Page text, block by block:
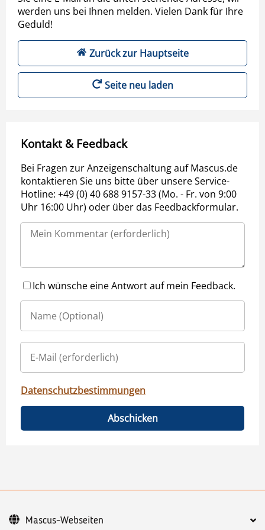
werden uns bei Ihnen melden. Vielen Dank für Ihre
Geduld!
Zurück zur Hauptseite
Seite neu laden
Kontakt & Feedback
Bei Fragen zur Anzeigenschaltung auf Mascus.de
kontaktieren Sie uns bitte über unsere Service-
Hotline: +49 (0) 40 688 9157-33 (Mo. - Fr. von 9:00
Uhr 16:00 Uhr) oder über das Feedbackformular.
Ich wünsche eine Antwort auf mein Feedback.
Datenschutzbestimmungen
Abschicken
Mascus-Webseiten